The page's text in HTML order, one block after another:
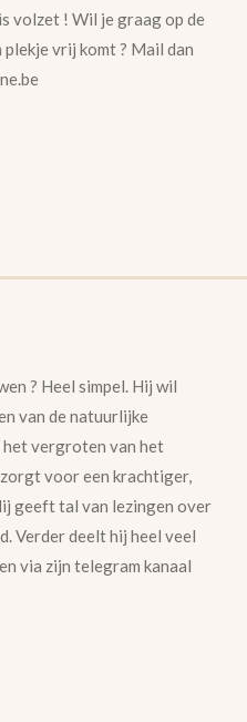
volzet ! Wil je graag op de
vrij komt ? Mail dan
? Heel simpel. Hij wil
van de natuurlijke
vergroten van het
voor een krachtiger,
geeft tal van lezingen over
Verder deelt hij heel veel
via zijn telegram kanaal